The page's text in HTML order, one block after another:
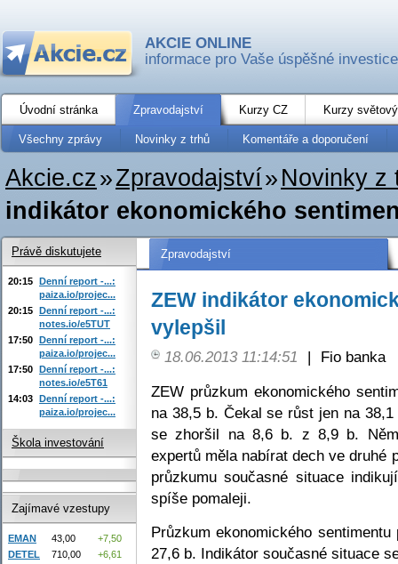
AKCIE ONLINE
informace pro Vaše úspěšné investice
Úvodní stránka Zpravodajství Kurzy CZ Kurzy
Všechny zprávy Novinky z trhů Komentáře a doporučení
Akcie.cz»Zpravodajství» Novinky z
indikátor ekonomického
Zpravodajství
ZEW indikátor
vylepšil
18.06.2013 11:14:51 |
Fio banka
ZEW průzkum ekonomického
na 38,5 b. Čekal se růst jen na
se zhoršil na 8,6 b. z 8,9 b.
expertů měla nabírat dech ve druhé
průzkumu současné situace
spíše pomaleji.
Průzkum ekonomického
27,6 b. Indikátor současné situace
Právě diskutujete
20:15 Denní report -...:
paiza.io/projec...
20:15 Denní report -...:
notes.io/e5TUT
17:50 Denní report -...:
paiza.io/projec...
17:50 Denní report -...:
notes.io/e5T61
14:03 Denní report -...:
paiza.io/projec...
Škola investování
Zajímavé vzestupy
EMAN 43,00
+7,50
DETEL
710,00
+6,61